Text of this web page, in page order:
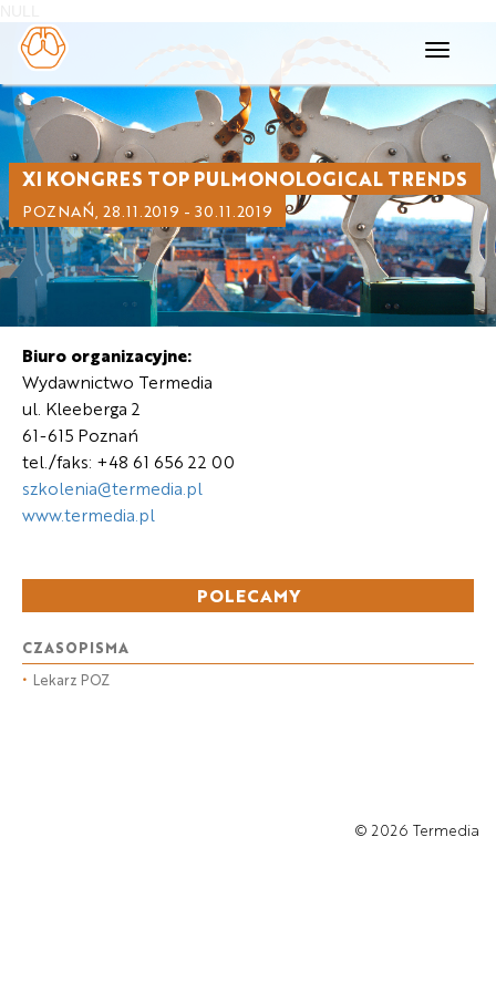
Toggle
XI KONGRES TOP PULMONOLOGICAL TRENDS
POZNAŃ, 28.11.2019 - 30.11.2019
Biuro organizacyjne:
Wydawnictwo Termedia
ul. Kleeberga 2
61-615 Poznań
tel./faks: +48 61 656 22 00
szkolenia@termedia.pl
www.termedia.pl
POLECAMY
CZASOPISMA
• Lekarz POZ
© 2026 Termedia